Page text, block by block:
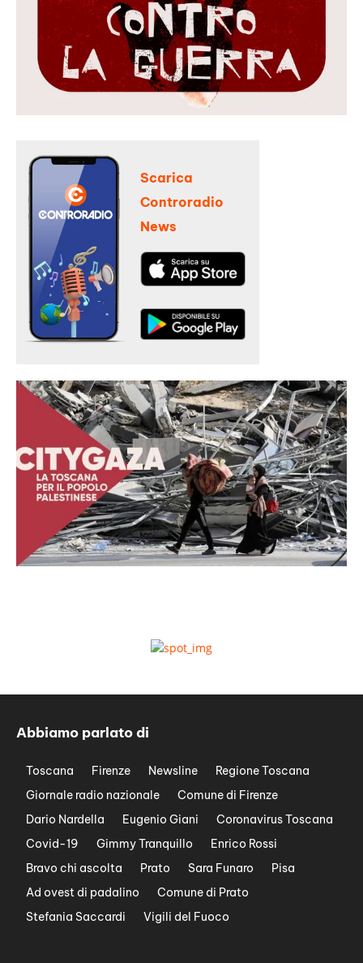
Scarica
Controradio
News
Abbiamo parlato di
Toscana Firenze Newsline
Regione Toscana
Giornale radio nazionale
Comune di Firenze
Dario Nardella
Eugenio Giani
Coronavirus Toscana
Covid-19
Gimmy Tranquillo
Enrico Rossi
Bravo chi ascolta
Prato Sara Funaro
Pisa
Ad ovest di padalino
Comune di Prato
Stefania Saccardi
Vigili del Fuoco